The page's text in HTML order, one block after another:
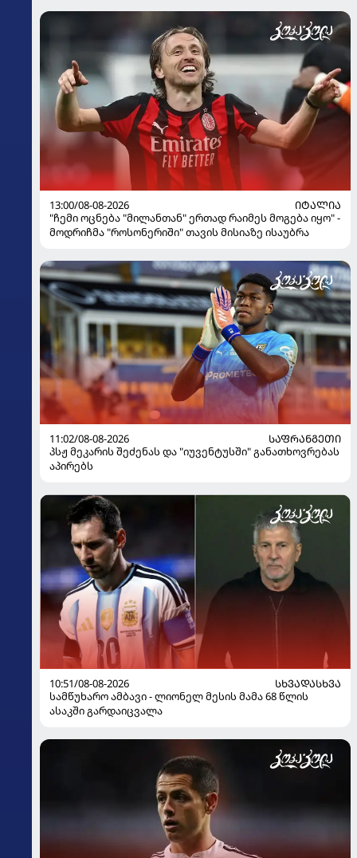
13:00/08-08-2026
ᲘᲢᲐᲚᲘᲐ
"ჩემი ოცნება "მილანთან" ერთად რაიმეს მოგება იყო" -
მოდრიჩმა "როსონერიში" თავის მისიაზე ისაუბრა
11:02/08-08-2026
ᲡᲐᲤᲠᲐᲜᲒᲔᲗᲘ
პსჟ მეკარის შეძენას და "იუვენტუსში" განათხოვრებას
აპირებს
10:51/08-08-2026
ᲡᲮᲕᲐᲓᲐᲡᲮᲕᲐ
სამწუხარო ამბავი - ლიონელ მესის მამა 68 წლის
ასაკში გარდაიცვალა